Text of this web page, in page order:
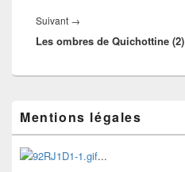
Suivant →
suivant :
Les ombres de Quichottine (2)
principale
de
widget
pour
Mentions légales
...